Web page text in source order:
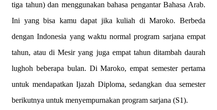
tiga tahun) dan menggunakan bahasa pengantar Bahasa Arab.
Ini yang bisa kamu dapat jika kuliah di Maroko. Berbeda
dengan Indonesia yang waktu normal program sarjana empat
tahun, atau di Mesir yang juga empat tahun ditambah daurah
lughoh beberapa bulan. Di Maroko, empat semester pertama
untuk mendapatkan Ijazah Diploma, sedangkan dua semester
berikutnya untuk menyempurnakan program sarjana (S1).